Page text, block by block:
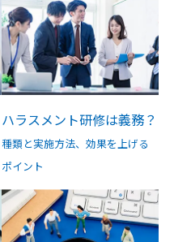
ハラスメント研修は義務？
種類と実施方法、効果を上げる
ポイント